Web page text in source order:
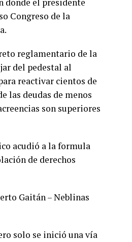
Congreso de la
reglamentario de la
del pedestal al
reactivar cientos de
las deudas de menos
son superiores
acudió a la formula
de derechos
Gaitán – Neblinas
solo se inició una vía